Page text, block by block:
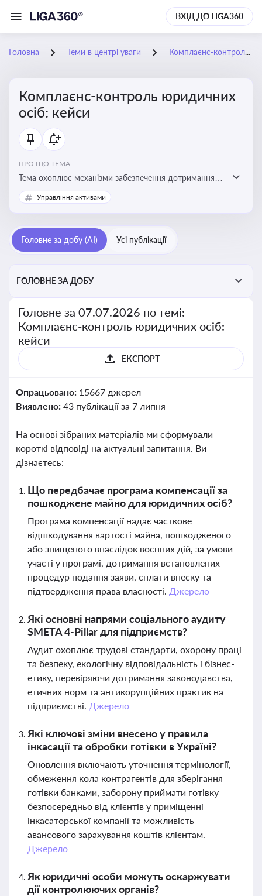
ВХІД ДО LIGA360
Головна Теми в центрі уваги Комплаєнс-контроль юридичних осіб: кейси
Комплаєнс-контроль юридичних
осіб: кейси
ПРО ЩО ТЕМА:
Тема охоплює механізми забезпечення дотримання
законодавства юридичними особами, запобігання
ризикам та підвищення прозорості діяльності
Управління активами
Головне за добу (AI) Усі публікації
ГОЛОВНЕ ЗА ДОБУ
Головне за 07.07.2026 по темі:
Комплаєнс-контроль юридичних осіб:
кейси
ЕКСПОРТ
Опрацьовано: 15667 джерел
Виявлено: 43 публікації за 7 липня
На основі зібраних матеріалів ми сформували
короткі відповіді на актуальні запитання. Ви
дізнаєтесь:
Що передбачає програма компенсації за
пошкоджене майно для юридичних осіб?
Програма компенсації надає часткове
відшкодування вартості майна, пошкодженого
або знищеного внаслідок воєнних дій, за умови
участі у програмі, дотримання встановлених
процедур подання заяви, сплати внеску та
підтвердження права власності. Джерело
Які основні напрями соціального аудиту
SMETA 4-Pillar для підприємств?
Аудит охоплює трудові стандарти, охорону праці
та безпеку, екологічну відповідальність і бізнес-
етику, перевіряючи дотримання законодавства,
етичних норм та антикорупційних практик на
підприємстві. Джерело
Які ключові зміни внесено у правила
інкасації та обробки готівки в Україні?
Оновлення включають уточнення термінології,
обмеження кола контрагентів для зберігання
готівки банками, заборону приймати готівку
безпосередньо від клієнтів у приміщенні
інкасаторської компанії та можливість
авансового зарахування коштів клієнтам.
Джерело
Як юридичні особи можуть оскаржувати
дії контролюючих органів?